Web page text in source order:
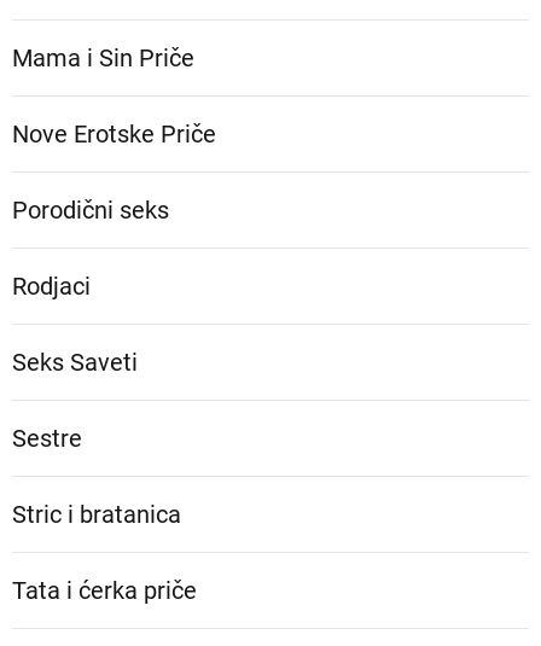
Mama i Sin Priče
Nove Erotske Priče
Porodični seks
Rodjaci
Seks Saveti
Sestre
Stric i bratanica
Tata i ćerka priče